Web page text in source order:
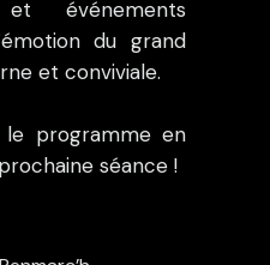
et événements
du grand
et conviviale.
le programme en
séance !